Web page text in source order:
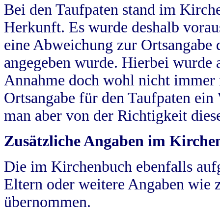
Bei den Taufpaten stand im
Herkunft. Es wurde deshalb
eine Abweichung zur
angegeben wurde. Hierbei wurde
Annahme doch wohl nicht
Ortsangabe für den Taufpaten
man aber von der Richtigkeit
Zusätzliche Angaben im
Die im Kirchenbuch ebenfalls
Eltern oder weitere Angaben wie
übernommen.